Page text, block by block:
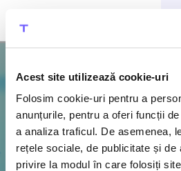
Acest site utilizează cookie-uri
Folosim cookie-uri pentru a
anunțurile, pentru a oferi funcții
a analiza traficul. De asemenea,
rețele sociale, de publicitate și de
privire la modul în care folosiți